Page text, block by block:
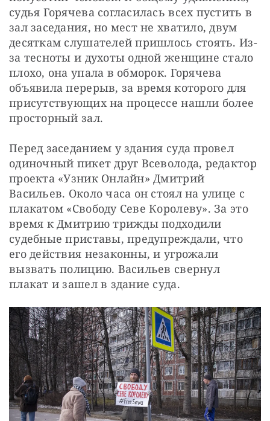
судья Горячева согласилась всех пустить в
зал заседания, но мест не хватило, двум
десяткам слушателей пришлось стоять. Из-
за тесноты и духоты одной женщине стало
плохо, она упала в обморок. Горячева
объявила перерыв, за время которого для
присутствующих на процессе нашли более
просторный зал.
Перед заседанием у здания суда провел
одиночный пикет друг Всеволода, редактор
проекта «Узник Онлайн» Дмитрий
Васильев. Около часа он стоял на улице с
плакатом «Свободу Севе Королеву». За это
время к Дмитрию трижды подходили
судебные приставы, предупреждали, что
его действия незаконны, и угрожали
вызвать полицию. Васильев свернул
плакат и зашел в здание суда.